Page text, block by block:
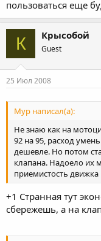
пользоваться еще
К Крысобой
Guest
25 Июл 2008
Мур написал(а):
Не знаю как на
92 на 95, расход
дешевле. Но потом
клапана. Надоело их
приемистость
+1 Странная тут
сбережешь, а на